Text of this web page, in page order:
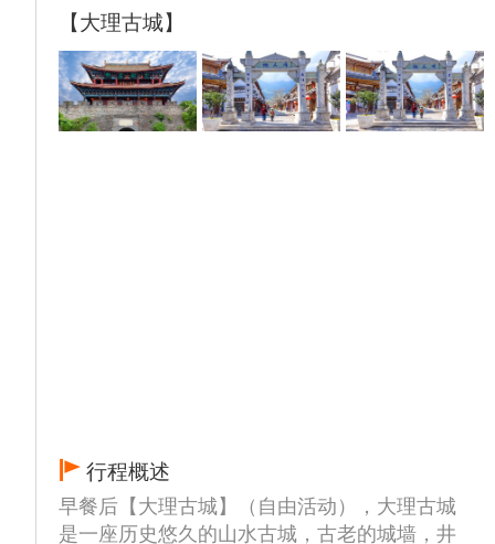
【大理古城】
行程概述
早餐后【大理古城】（自由活动），大理古城
是一座历史悠久的山水古城，古老的城墙，井